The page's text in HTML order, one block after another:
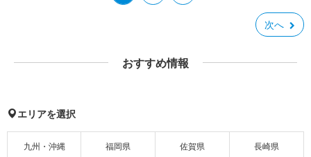
次へ
おすすめ情報
エリアを選択
九州・沖縄 福岡県 佐賀県 長崎県